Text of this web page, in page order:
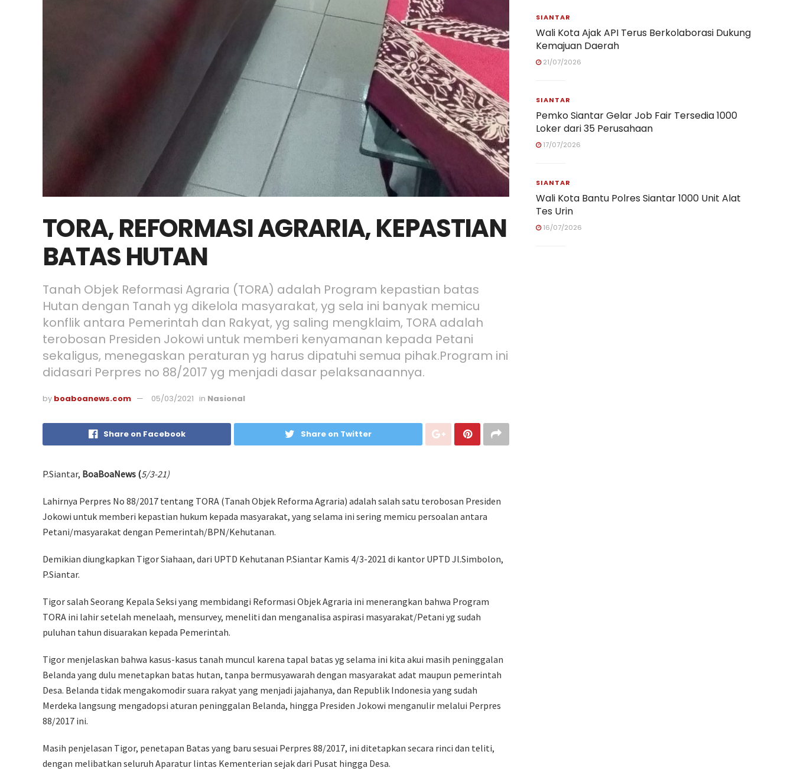
TORA, REFORMASI AGRARIA, KEPASTIAN
BATAS HUTAN
Tanah Objek Reformasi Agraria (TORA) adalah Program kepastian batas
Hutan dengan Tanah yg dikelola masyarakat, yg sela ini banyak memicu
konflik antara Pemerintah dan Rakyat, yg saling mengklaim, TORA adalah
terobosan Presiden Jokowi untuk memberi kenyamanan kepada Petani
sekaligus, menegaskan peraturan yg harus dipatuhi semua pihak.Program ini
didasari Perpres no 88/2017 yg menjadi dasar pelaksanaannya.
by boaboanews.com 05/03/2021 in Nasional
Share on Facebook Share on Twitter
P.Siantar, BoaBoaNews (5/3-21)
Lahirnya Perpres No 88/2017 tentang TORA (Tanah Objek Reforma Agraria) adalah salah satu terobosan Presiden
Jokowi untuk memberi kepastian hukum kepada masyarakat, yang selama ini sering memicu persoalan antara
Petani/masyarakat dengan Pemerintah/BPN/Kehutanan.
Demikian diungkapkan Tigor Siahaan, dari UPTD Kehutanan P.Siantar Kamis 4/3-2021 di kantor UPTD Jl.Simbolon,
P.Siantar.
Tigor salah Seorang Kepala Seksi yang membidangi Reformasi Objek Agraria ini menerangkan bahwa Program
TORA ini lahir setelah menelaah, mensurvey, meneliti dan menganalisa aspirasi masyarakat/Petani yg sudah
puluhan tahun disuarakan kepada Pemerintah.
Tigor menjelaskan bahwa kasus-kasus tanah muncul karena tapal batas yg selama ini kita akui masih peninggalan
Belanda yang dulu menetapkan batas hutan, tanpa bermusyawarah dengan masyarakat adat maupun pemerintah
Desa. Belanda tidak mengakomodir suara rakyat yang menjadi jajahanya, dan Republik Indonesia yang sudah
Merdeka langsung mengadopsi aturan peninggalan Belanda, hingga Presiden Jokowi menganulir melalui Perpres
88/2017 ini.
Masih penjelasan Tigor, penetapan Batas yang baru sesuai Perpres 88/2017, ini ditetapkan secara rinci dan teliti,
dengan melibatkan seluruh Aparatur lintas Kementerian sejak dari Pusat hingga Desa.
SIANTAR
Wali Kota Ajak API Terus Berkolaborasi Dukung
Kemajuan Daerah
21/07/2026
SIANTAR
Pemko Siantar Gelar Job Fair Tersedia 1000
Loker dari 35 Perusahaan
17/07/2026
SIANTAR
Wali Kota Bantu Polres Siantar 1000 Unit Alat
Tes Urin
16/07/2026